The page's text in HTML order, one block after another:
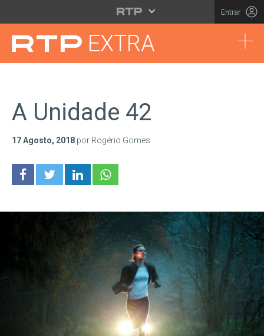
Saltar para o conteúdo principal
Entrar
EXTRA
A Unidade 42
17 Agosto, 2018 por Rogério Gomes